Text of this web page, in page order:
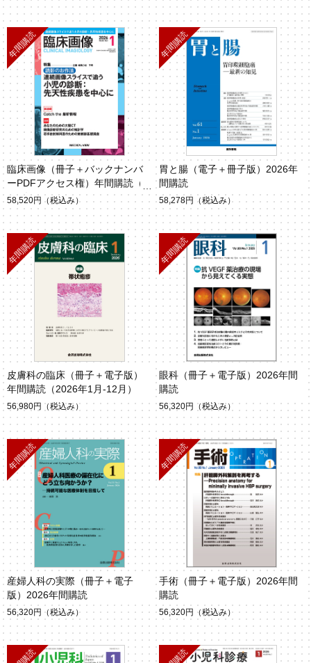
臨床画像（冊子＋バックナンバ
ーPDFアクセス権）年間購読（2
026年1月-12月）
58,520円 （税込み）
胃と腸（電子＋冊子版）2026年
間購読
58,278円 （税込み）
皮膚科の臨床（冊子＋電子版）
年間購読（2026年1月-12月）
56,980円 （税込み）
眼科（冊子＋電子版）2026年間
購読
56,320円 （税込み）
産婦人科の実際（冊子＋電子
版）2026年間購読
56,320円 （税込み）
手術（冊子＋電子版）2026年間
購読
56,320円 （税込み）